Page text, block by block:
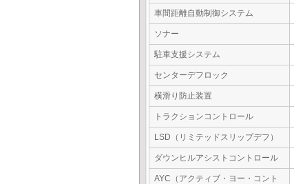
車間距離自動制御システム
ソナー
駐車支援システム
センターデフロック
横滑り防止装置
トラクションコントロール
LSD（リミテッドスリップデフ）
ダウンヒルアシストコントロール
AYC（アクティブ・ヨー・コント